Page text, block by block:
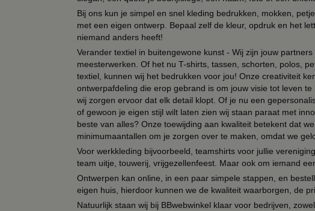
Bij ons kun je simpel en snel kleding bedrukken, mokken,
met een eigen ontwerp. Bepaal zelf de kleur, opdruk en het
niemand anders heeft!
Verander textiel in buitengewone kunst - Wij zijn jouw
meesterwerken. Of het nu T-shirts, tassen, schorten, polos,
textiel, kunnen wij het bedrukken voor jou! Onze creativiteit
ontwerpafdeling die erop gebrand is om jouw visie tot leven
wij zorgen ervoor dat elk detail klopt. Of je nu een
of gewoon je eigen stijl wilt laten zien wij staan paraat met
beste van alles? Onze toewijding aan kwaliteit betekent dat
minimumaantallen om je zorgen over te maken, omdat we
Voor werkkleding bijvoorbeeld, teamshirts voor jullie
team uitje, touwerij, vrijgezellenfeest. Maar ook om iemand
Ontwerpen kan online, in een paar simpele stappen, en
eigen huis, hierdoor kunnen we de kwaliteit waarborgen, de
Natuurlijk staan wij bij BBwebwinkel klaar voor bedrijven,